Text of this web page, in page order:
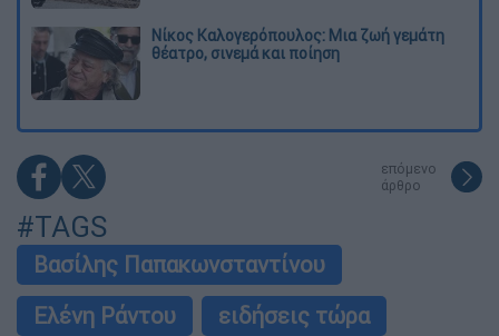
Νίκος Καλογερόπουλος: Μια ζωή γεμάτη
θέατρο, σινεμά και ποίηση
επόμενο
άρθρο
#TAGS
Βασίλης Παπακωνσταντίνου
Ελένη Ράντου
ειδήσεις τώρα